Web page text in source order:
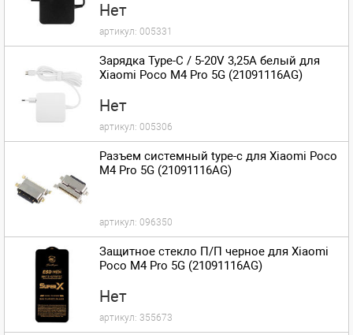
Нет
артикул: 005331
Зарядка Type-C / 5-20V 3,25A белый для
Xiaomi Poco M4 Pro 5G (21091116AG)
Нет
артикул: 005306
Разъем системный type-c для Xiaomi Poco
M4 Pro 5G (21091116AG)
артикул: 096350
Защитное стекло П/П черное для Xiaomi
Poco M4 Pro 5G (21091116AG)
Нет
артикул: 355673